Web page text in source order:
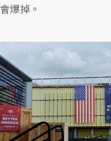
會爆掉。